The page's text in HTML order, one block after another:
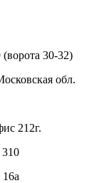
30-32)
обл.
212г.